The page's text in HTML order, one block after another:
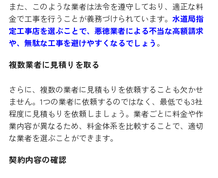
また、このような業者は法令を遵守しており、適正な料
金で工事を行うことが義務づけられています。 水道局指
定工事店を選ぶことで、悪徳業者による不当な高額請求
や、無駄な工事を避けやすくなるでしょう 。
複数業者に見積りを取る
さらに、複数の業者に見積もりを依頼することも欠かせ
ません。1つの業者に依頼するのではなく、最低でも3社
程度に見積もりを依頼しましょう。業者ごとに料金や作
業内容が異なるため、料金体系を比較することで、適切
な業者を選ぶことができます。
契約内容の確認